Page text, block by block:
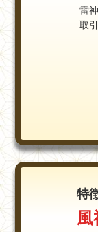
雷
取
特
風